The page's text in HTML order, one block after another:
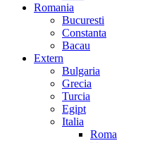
Romania
Bucuresti
Constanta
Bacau
Extern
Bulgaria
Grecia
Turcia
Egipt
Italia
Roma